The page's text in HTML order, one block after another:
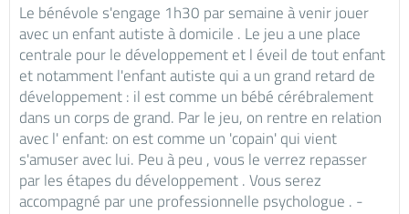
Le bénévole s'engage 1h30 par semaine à venir jouer
avec un enfant autiste à domicile . Le jeu a une place
centrale pour le développement et l éveil de tout enfant
et notamment l'enfant autiste qui a un grand retard de
développement : il est comme un bébé cérébralement
dans un corps de grand. Par le jeu, on rentre en relation
avec l' enfant: on est comme un 'copain' qui vient
s'amuser avec lui. Peu à peu , vous le verrez repasser
par les étapes du développement . Vous serez
accompagné par une professionnelle psychologue . -